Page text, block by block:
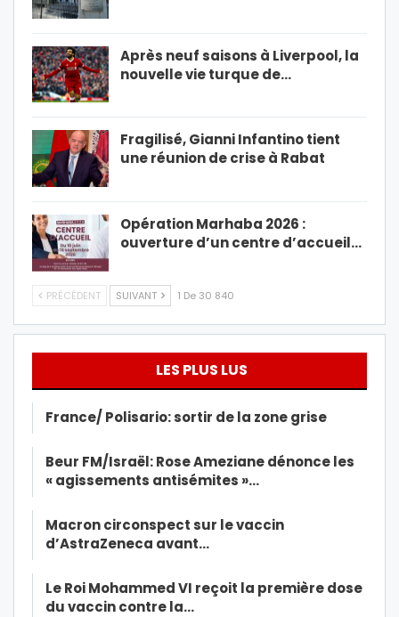
Après neuf saisons à Liverpool, la
nouvelle vie turque de…
Fragilisé, Gianni Infantino tient
une réunion de crise à Rabat
Opération Marhaba 2026 :
ouverture d’un centre d’accueil…
PRÉCÉDENT SUIVANT 1 De 30 840
LES PLUS LUS
France/ Polisario: sortir de la zone grise
Beur FM/Israël: Rose Ameziane dénonce les
« agissements antisémites »…
Macron circonspect sur le vaccin
d’AstraZeneca avant…
Le Roi Mohammed VI reçoit la première dose
du vaccin contre la…